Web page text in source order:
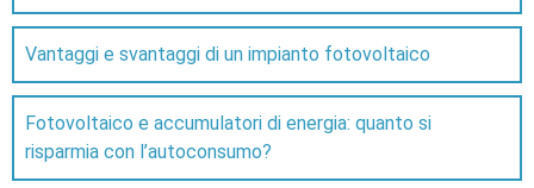
Vantaggi e svantaggi di un impianto fotovoltaico
Fotovoltaico e accumulatori di energia: quanto si
risparmia con l’autoconsumo?